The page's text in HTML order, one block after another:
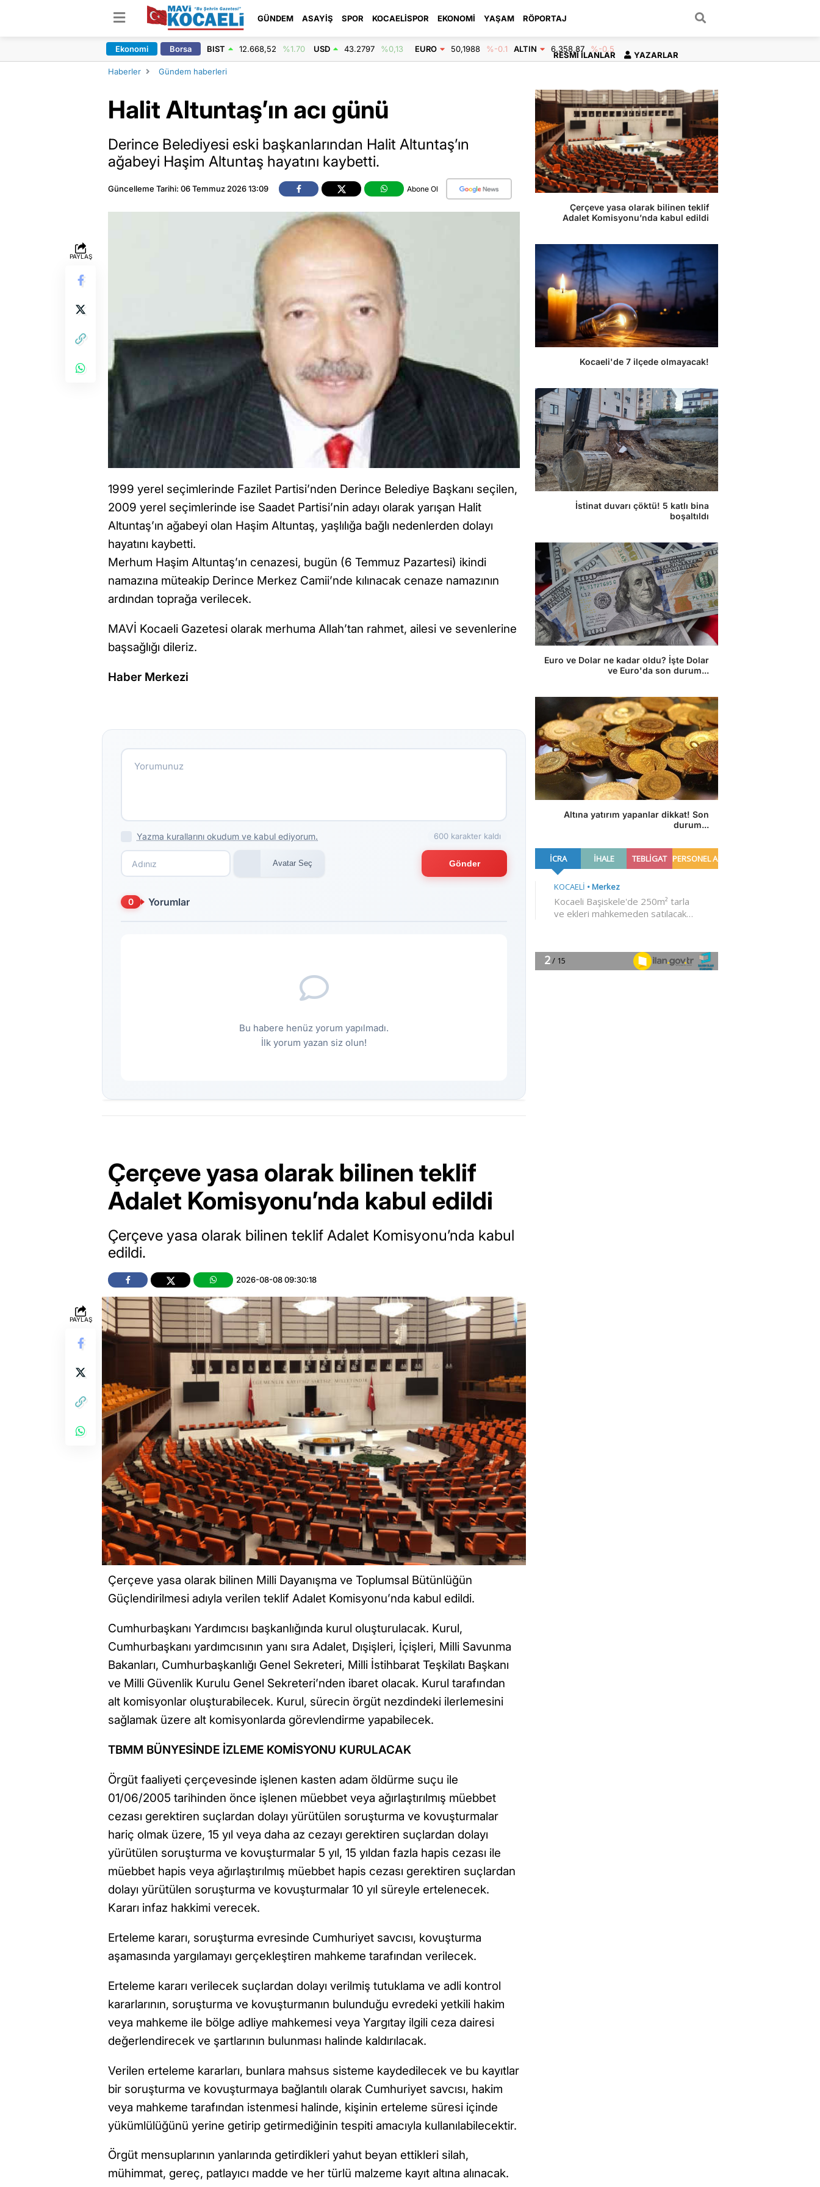
GÜNDEM ASAYIŞ SPOR KOCAELISPOR EKONOMI YAŞAM RÖPORTAJ
RESMI İLANLAR YAZARLAR
Ekonomi Borsa BIST 12.668,52 %1.70 USD 43.2797 %0,13 EURO 50,1988 %-0.1 ALTIN 6.358,87 %-0.5
Haberler Gündem haberleri
PAYLAŞ
Halit Altuntaş’ın acı günü
Derince Belediyesi eski başkanlarından Halit Altuntaş’ın
ağabeyi Haşim Altuntaş hayatını kaybetti.
Güncelleme Tarihi: 06 Temmuz 2026 13:09 Abone Ol
1999 yerel seçimlerinde Fazilet Partisi’nden Derince Belediye Başkanı seçilen,
2009 yerel seçimlerinde ise Saadet Partisi’nin adayı olarak yarışan Halit
Altuntaş’ın ağabeyi olan Haşim Altuntaş, yaşlılığa bağlı nedenlerden dolayı
hayatını kaybetti.
Merhum Haşim Altuntaş’ın cenazesi, bugün (6 Temmuz Pazartesi) ikindi
namazına müteakip Derince Merkez Camii’nde kılınacak cenaze namazının
ardından toprağa verilecek.
MAVİ Kocaeli Gazetesi olarak merhuma Allah’tan rahmet, ailesi ve sevenlerine
başsağlığı dileriz.
Haber Merkezi
Yazma kurallarını okudum ve kabul ediyorum. 600 karakter kaldı
Avatar Seç Gönder
0 Yorumlar
Bu habere henüz yorum yapılmadı.
İlk yorum yazan siz olun!
PAYLAŞ
Çerçeve yasa olarak bilinen teklif
Adalet Komisyonu’nda kabul edildi
Çerçeve yasa olarak bilinen teklif Adalet Komisyonu’nda kabul
edildi.
2026-08-08 09:30:18
Çerçeve yasa olarak bilinen Milli Dayanışma ve Toplumsal Bütünlüğün
Güçlendirilmesi adıyla verilen teklif Adalet Komisyonu’nda kabul edildi.
Cumhurbaşkanı Yardımcısı başkanlığında kurul oluşturulacak. Kurul,
Cumhurbaşkanı yardımcısının yanı sıra Adalet, Dışişleri, İçişleri, Milli Savunma
Bakanları, Cumhurbaşkanlığı Genel Sekreteri, Milli İstihbarat Teşkilatı Başkanı
ve Milli Güvenlik Kurulu Genel Sekreteri’nden ibaret olacak. Kurul tarafından
alt komisyonlar oluşturabilecek. Kurul, sürecin örgüt nezdindeki ilerlemesini
sağlamak üzere alt komisyonlarda görevlendirme yapabilecek.
TBMM BÜNYESİNDE İZLEME KOMİSYONU KURULACAK
Örgüt faaliyeti çerçevesinde işlenen kasten adam öldürme suçu ile
01/06/2005 tarihinden önce işlenen müebbet veya ağırlaştırılmış müebbet
cezası gerektiren suçlardan dolayı yürütülen soruşturma ve kovuşturmalar
hariç olmak üzere, 15 yıl veya daha az cezayı gerektiren suçlardan dolayı
yürütülen soruşturma ve kovuşturmalar 5 yıl, 15 yıldan fazla hapis cezası ile
müebbet hapis veya ağırlaştırılmış müebbet hapis cezası gerektiren suçlardan
dolayı yürütülen soruşturma ve kovuşturmalar 10 yıl süreyle ertelenecek.
Kararı infaz hakkimi verecek.
Erteleme kararı, soruşturma evresinde Cumhuriyet savcısı, kovuşturma
aşamasında yargılamayı gerçekleştiren mahkeme tarafından verilecek.
Erteleme kararı verilecek suçlardan dolayı verilmiş tutuklama ve adli kontrol
kararlarının, soruşturma ve kovuşturmanın bulunduğu evredeki yetkili hakim
veya mahkeme ile bölge adliye mahkemesi veya Yargıtay ilgili ceza dairesi
değerlendirecek ve şartlarının bulunması halinde kaldırılacak.
Verilen erteleme kararları, bunlara mahsus sisteme kaydedilecek ve bu kayıtlar
bir soruşturma ve kovuşturmaya bağlantılı olarak Cumhuriyet savcısı, hakim
veya mahkeme tarafından istenmesi halinde, kişinin erteleme süresi içinde
yükümlülüğünü yerine getirip getirmediğinin tespiti amacıyla kullanılabilecektir.
Örgüt mensuplarının yanlarında getirdikleri yahut beyan ettikleri silah,
mühimmat, gereç, patlayıcı madde ve her türlü malzeme kayıt altına alınacak.
Çerçeve yasa olarak bilinen teklif
Adalet Komisyonu’nda kabul edildi
Kocaeli'de 7 ilçede olmayacak!
İstinat duvarı çöktü! 5 katlı bina
boşaltıldı
Euro ve Dolar ne kadar oldu? İşte Dolar
ve Euro'da son durum...
Altına yatırım yapanlar dikkat! Son
durum...